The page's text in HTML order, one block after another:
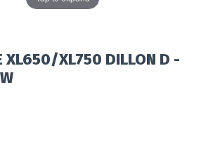
XL650/XL750 DILLON D -